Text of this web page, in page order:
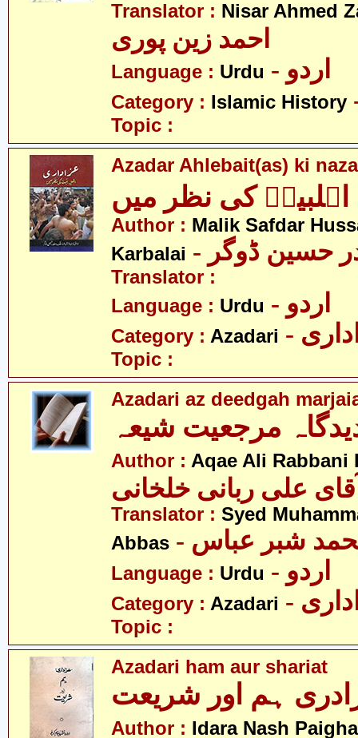
Translator : Nisar Ahmed
احمد زین پوری
Language : Urdu - اردو
Category : Islamic History
Topic :
Azadar Ahlebait(as) ki
اہلبیتؑ کی نظر میں
Author : Malik Safdar
Karbalai
حسین ڈوگر
Translator :
Language : Urdu - اردو
Category : Azadari
Topic :
Azadari az deedgah
مرجعیت شیعہ
Author : Aqae Ali Rabbani
علی ربانی خلخانی
Translator : Syed
Abbas
شبر عباس
Language : Urdu - اردو
Category : Azadari
Topic :
Azadari ham aur shariat
ہم اور شریعت
Author : Idara Nash